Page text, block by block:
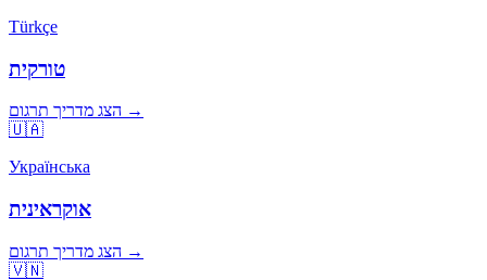
Türkçe
טורקית
הצג מדריך תרגום →
🇺🇦
Українська
אוקראינית
הצג מדריך תרגום →
🇻🇳